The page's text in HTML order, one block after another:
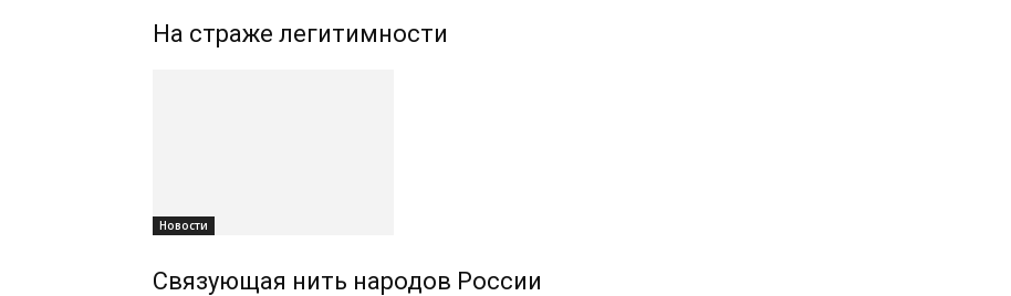
На страже легитимности
Новости
Связующая нить народов России